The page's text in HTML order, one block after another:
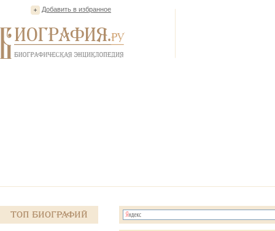
Добавить в избранное
Топ Биографий